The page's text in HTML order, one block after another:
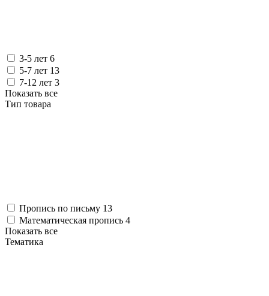
3-5 лет 6
5-7 лет 13
7-12 лет 3
Показать все
Тип товара
Пропись по письму 13
Математическая пропись 4
Показать все
Тематика